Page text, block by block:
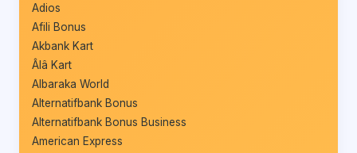
Adios
Afili Bonus
Akbank Kart
Âlâ Kart
Albaraka World
Alternatifbank Bonus
Alternatifbank Bonus Business
American Express